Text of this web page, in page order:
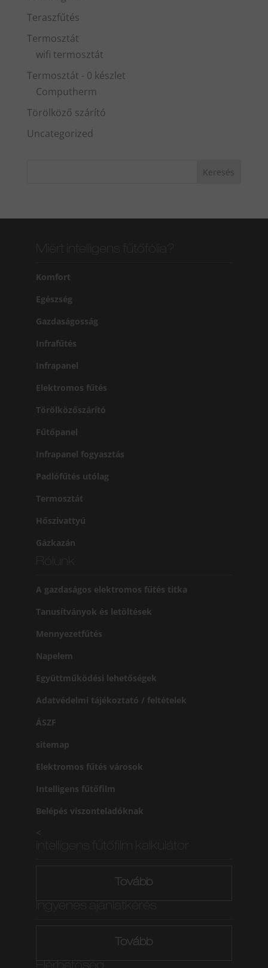
Teraszfűtés
Termosztát
wifi termosztát
Termosztát - 0 készlet
Computherm
Törölköző szárító
Uncategorized
Komfort
Egészség
Gazdaságosság
Infrafűtés
Infrapanel
Elektromos fűtés
Törölközőszárító
Fűtőpanel
Infrapanel fogyasztás
Padlófűtés utólag
Termosztát
Hőszivattyú
Gázkazán
A gazdaságos elektromos fűtés titka
Tanusítványok és letöltések
Mennyezetfűtés
Napelem
Együttműködési lehetőségek
Adatvédelmi tájékoztató / feltételek
ÁSZF
sitemap
Elektromos fűtés városok
Intelligens fűtőfilm
Belépés viszonteladóknak
<
Tovább
Tovább